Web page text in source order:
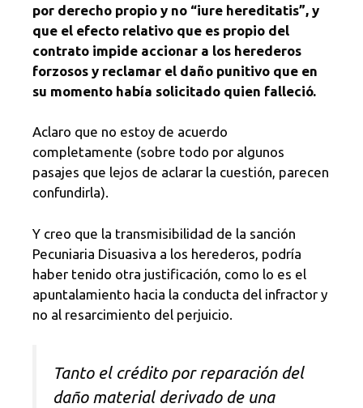
por derecho propio y no “iure hereditatis”, y
que el efecto relativo que es propio del
contrato impide accionar a los herederos
forzosos y reclamar el daño punitivo que en
su momento había solicitado quien falleció.
Aclaro que no estoy de acuerdo
completamente (sobre todo por algunos
pasajes que lejos de aclarar la cuestión, parecen
confundirla).
Y creo que la transmisibilidad de la sanción
Pecuniaria Disuasiva a los herederos, podría
haber tenido otra justificación, como lo es el
apuntalamiento hacia la conducta del infractor y
no al resarcimiento del perjuicio.
Tanto el crédito por reparación del
daño material derivado de una